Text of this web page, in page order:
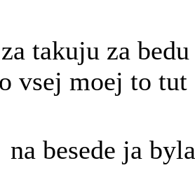
takuju za bedu
vsej moej to tut
na besede ja